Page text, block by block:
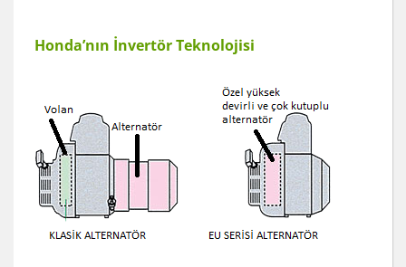
Honda’nın İnvertör Teknolojisi